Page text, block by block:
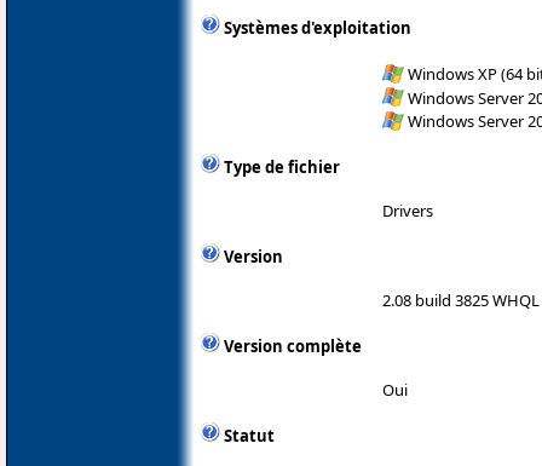
Systèmes d'exploitation
Windows XP (64
Windows Server
Windows Server
Type de fichier
Drivers
Version
2.08 build 3825 WHQL
Version complète
Oui
Statut